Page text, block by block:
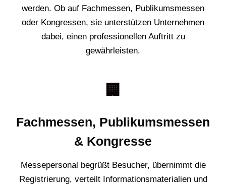
werden. Ob auf Fachmessen, Publikumsmessen
oder Kongressen, sie unterstützen Unternehmen
dabei, einen professionellen Auftritt zu
gewährleisten.
🏢
Fachmessen, Publikumsmessen
& Kongresse
Messepersonal begrüßt Besucher, übernimmt die
Registrierung, verteilt Informationsmaterialien und